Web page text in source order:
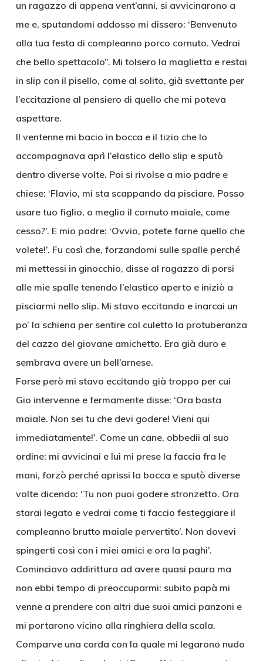
un ragazzo di appena vent’anni, si avvicinarono a
me e, sputandomi addosso mi dissero: ‘Benvenuto
alla tua festa di compleanno porco cornuto. Vedrai
che bello spettacolo”. Mi tolsero la maglietta e restai
in slip con il pisello, come al solito, già svettante per
l’eccitazione al pensiero di quello che mi poteva
aspettare.
Il ventenne mi bacio in bocca e il tizio che lo
accompagnava aprì l’elastico dello slip e sputò
dentro diverse volte. Poi si rivolse a mio padre e
chiese: ‘Flavio, mi sta scappando da pisciare. Posso
usare tuo figlio, o meglio il cornuto maiale, come
cesso?’. E mio padre: ‘Ovvio, potete farne quello che
volete!’. Fu così che, forzandomi sulle spalle perché
mi mettessi in ginocchio, disse al ragazzo di porsi
alle mie spalle tenendo l’elastico aperto e iniziò a
pisciarmi nello slip. Mi stavo eccitando e inarcai un
po’ la schiena per sentire col culetto la protuberanza
del cazzo del giovane amichetto. Era già duro e
sembrava avere un bell’arnese.
Forse però mi stavo eccitando già troppo per cui
Gio intervenne e fermamente disse: ‘Ora basta
maiale. Non sei tu che devi godere! Vieni qui
immediatamente!’. Come un cane, obbedii al suo
ordine: mi avvicinai e lui mi prese la faccia fra le
mani, forzò perché aprissi la bocca e sputò diverse
volte dicendo: ‘Tu non puoi godere stronzetto. Ora
starai legato e vedrai come ti faccio festeggiare il
compleanno brutto maiale pervertito’. Non dovevi
spingerti così con i miei amici e ora la paghi’.
Cominciavo addirittura ad avere quasi paura ma
non ebbi tempo di preoccuparmi: subito papà mi
venne a prendere con altri due suoi amici panzoni e
mi portarono vicino alla ringhiera della scala.
Comparve una corda con la quale mi legarono nudo